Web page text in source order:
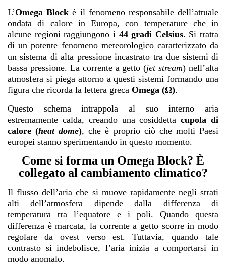
L’Omega Block è il fenomeno responsabile dell’attuale
ondata di calore in Europa, con temperature che in
alcune regioni raggiungono i 44 gradi Celsius. Si tratta
di un potente fenomeno meteorologico caratterizzato da
un sistema di alta pressione incastrato tra due sistemi di
bassa pressione. La corrente a getto (jet stream) nell’alta
atmosfera si piega attorno a questi sistemi formando una
figura che ricorda la lettera greca Omega (Ω).
Questo schema intrappola al suo interno aria
estremamente calda, creando una cosiddettacupola di
calore (heat dome), che è proprio ciò che molti Paesi
europei stanno sperimentando in questo momento.
Come si forma un Omega Block? È
collegato al cambiamento climatico?
Il flusso dell’aria che si muove rapidamente negli strati
alti dell’atmosfera dipende dalla differenza di
temperatura tra l’equatore e i poli. Quando questa
differenza è marcata, la corrente a getto scorre in modo
regolare da ovest verso est. Tuttavia, quando tale
contrasto si indebolisce, l’aria inizia a comportarsi in
modo anomalo.